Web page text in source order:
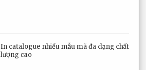
In catalogue nhiều mẫu mã đa dạng chất
lượng cao